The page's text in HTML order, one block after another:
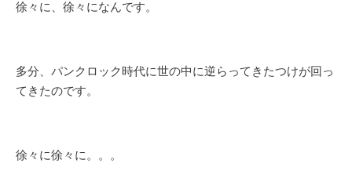
徐々に、徐々になんです。
多分、パンクロック時代に世の中に逆らってきたつけが回っ
てきたのです。
徐々に徐々に。。。